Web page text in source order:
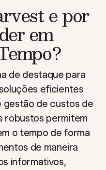
e por
em
de destaque para
eficientes
de custos de
robustos permitem
o tempo de forma
de maneira
informativos,